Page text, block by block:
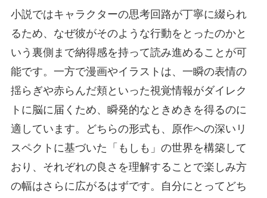
小説ではキャラクターの思考回路が丁寧に綴られ
るため、なぜ彼がそのような行動をとったのかと
いう裏側まで納得感を持って読み進めることが可
能です。一方で漫画やイラストは、一瞬の表情の
揺らぎや赤らんだ頬といった視覚情報がダイレク
トに脳に届くため、瞬発的なときめきを得るのに
適しています。どちらの形式も、原作への深いリ
スペクトに基づいた「もしも」の世界を構築して
おり、それぞれの良さを理解することで楽しみ方
の幅はさらに広がるはずです。自分にとってどち